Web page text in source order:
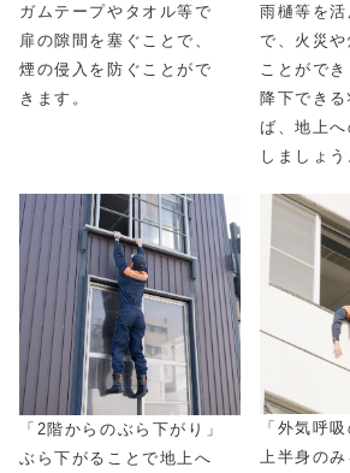
ガムテープやタオル等で
扉の隙間を塞ぐことで、
煙の侵入を防ぐことがで
きます。
雨樋等を活
で、火災
ことができ
降下でき
ば、地上
しましょう
「2階からのぶら下がり」
ぶら下がることで地上へ
「外気呼
上半身の